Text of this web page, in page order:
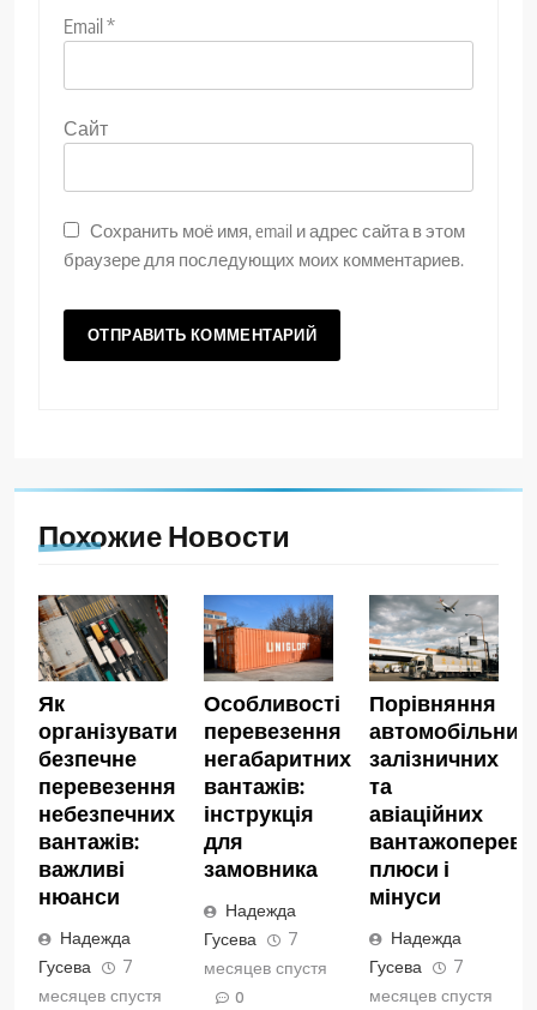
Email *
Сайт
Сохранить моё имя, email и адрес сайта в этом
браузере для последующих моих комментариев.
Похожие Новости
Як
організувати
безпечне
перевезення
небезпечних
вантажів:
важливі
нюанси
Надежда
Гусева
7
месяцев спустя
Особливості
перевезення
негабаритних
вантажів:
інструкція
для
замовника
Надежда
Гусева
7
месяцев спустя
0
Порівняння
автомобільних,
залізничних
та
авіаційних
плюси і
мінуси
Надежда
Гусева
7
месяцев спустя